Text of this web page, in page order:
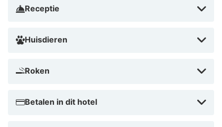
Receptie
Huisdieren
Roken
Betalen in dit hotel